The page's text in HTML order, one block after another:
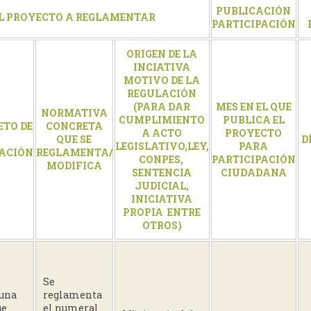
A REGLAMENTAR
PUBLICACIÓN
PARTICIPACIÓN
DE
NORMATIVA
CONCRETA
QUE SE
REGLAMENTA/
MODIFICA
ORIGEN DE LA
INCIATIVA
MOTIVO DE LA
REGULACIÓN
(PARA DAR
CUMPLIMIENTO
A ACTO
LEGISLATIVO,LEY,
CONPES,
SENTENCIA
JUDICIAL,
INICIATIVA
PROPIA ENTRE
OTROS)
MES EN EL QUE
PUBLICA EL
PROYECTO
PARA
PARTICIPACIÓN
CIUDADANA
Se
reglamenta
el numeral